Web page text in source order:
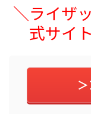
＼ライザ
式サイ